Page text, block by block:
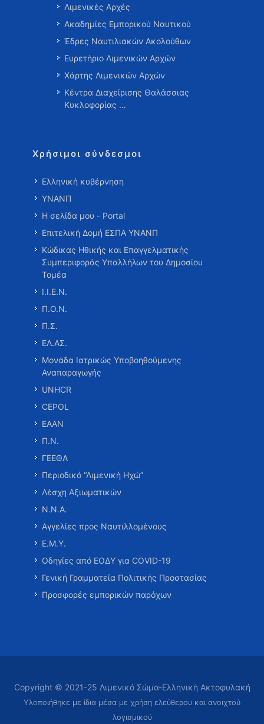
Λιμενικές Αρχές
Ακαδημίες Εμπορικού Ναυτικού
Έδρες Ναυτιλιακών Ακολούθων
Ευρετήριο Λιμενικών Αρχών
Χάρτης Λιμενικών Αρχών
Κέντρα Διαχείρισης Θαλάσσιας
Κυκλοφορίας …
Χρήσιμοι σύνδεσμοι
Ελληνική κυβέρνηση
ΥΝΑΝΠ
Η σελίδα μου - Portal
Επιτελική Δομή ΕΣΠΑ ΥΝΑΝΠ
Κώδικας Ηθικής και Επαγγελματικής
Συμπεριφοράς Υπαλλήλων του Δημοσίου
Τομέα
Ι.Ι.Ε.Ν.
Π.Ο.Ν.
Π.Σ.
ΕΛ.ΑΣ.
Μονάδα Ιατρικώς Υποβοηθούμενης
Αναπαραγωγής
UNHCR
CEPOL
ΕΑΑΝ
Π.Ν.
ΓΕΕΘΑ
Περιοδικό “Λιμενική Ηχώ”
Λέσχη Αξιωματικών
Ν.Ν.Α.
Αγγελίες προς Ναυτιλλομένους
Ε.Μ.Υ.
Οδηγίες από ΕΟΔΥ για COVID-19
Γενική Γραμματεία Πολιτικής Προστασίας
Προσφορές εμπορικών παρόχων
Copyright © 2021-25 Λιμενικό Σώμα-Ελληνική Ακτοφυλακή
Υλοποιήθηκε με ίδια μέσα με χρήση ελεύθερου και ανοιχτού
λογισμικού